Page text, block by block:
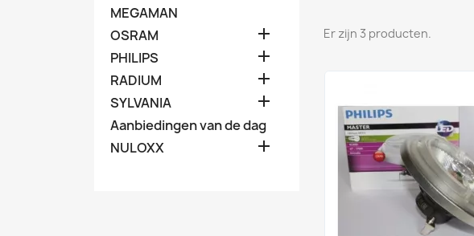
MEGAMAN
OSRAM

PHILIPS 
RADIUM 
SYLVANIA 
Aanbiedingen van de dag
NULOXX

Er zijn 3 producten.